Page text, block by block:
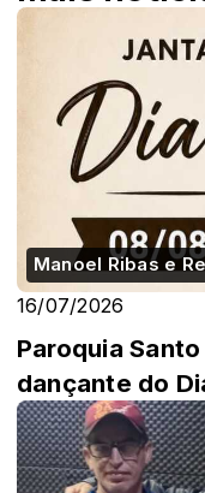
Manoel Ribas e
16/07/2026
Paroquia
dançante do